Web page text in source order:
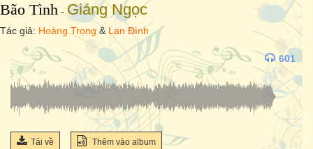
Bão Tình -Giáng Ngọc
Tác giả: Hoàng Trọng &Lan Đình
601
Tải về Thêm vào album